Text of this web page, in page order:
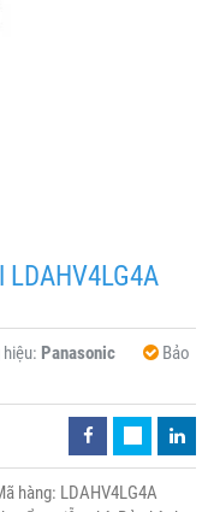
Panasonic
Bảo
hàng: LDAHV4LG4A